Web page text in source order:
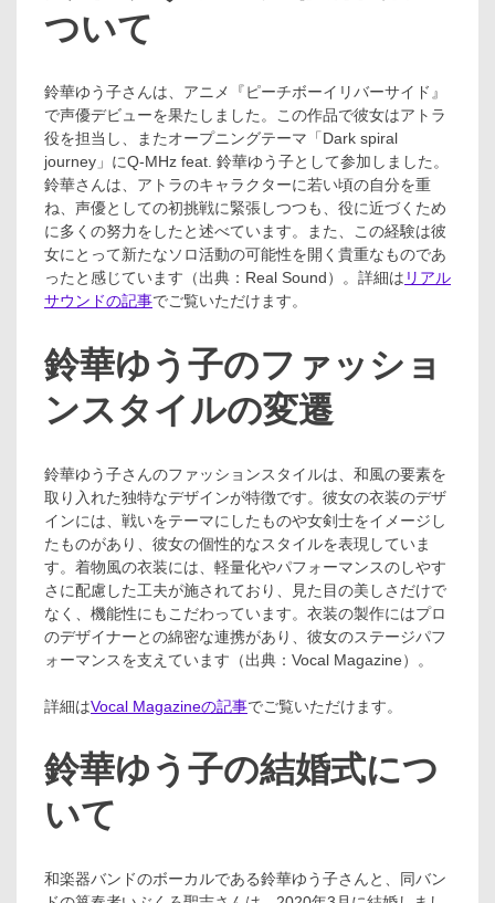
ついて
鈴華ゆう子さんは、アニメ『ピーチボーイリバーサイド』
で声優デビューを果たしました。この作品で彼女はアトラ
役を担当し、またオープニングテーマ「Dark spiral
journey」にQ-MHz feat. 鈴華ゆう子として参加しました。
鈴華さんは、アトラのキャラクターに若い頃の自分を重
ね、声優としての初挑戦に緊張しつつも、役に近づくため
に多くの努力をしたと述べています。また、この経験は彼
女にとって新たなソロ活動の可能性を開く貴重なものであ
ったと感じています（出典：Real Sound）。詳細は リアル
サウンドの記事でご覧いただけます。
鈴華ゆう子のファッショ
ンスタイルの変遷
鈴華ゆう子さんのファッションスタイルは、和風の要素を
取り入れた独特なデザインが特徴です。彼女の衣装のデザ
インには、戦いをテーマにしたものや女剣士をイメージし
たものがあり、彼女の個性的なスタイルを表現していま
す。着物風の衣装には、軽量化やパフォーマンスのしやす
さに配慮した工夫が施されており、見た目の美しさだけで
なく、機能性にもこだわっています。衣装の製作にはプロ
のデザイナーとの綿密な連携があり、彼女のステージパフ
ォーマンスを支えています（出典：Vocal Magazine）。
詳細はVocal Magazineの記事でご覧いただけます。
鈴華ゆう子の結婚式につ
いて
和楽器バンドのボーカルである鈴華ゆう子さんと、同バン